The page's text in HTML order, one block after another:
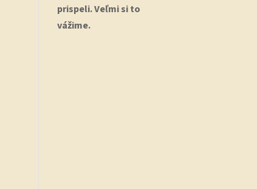
prispeli. Veľmi si to
vážime.